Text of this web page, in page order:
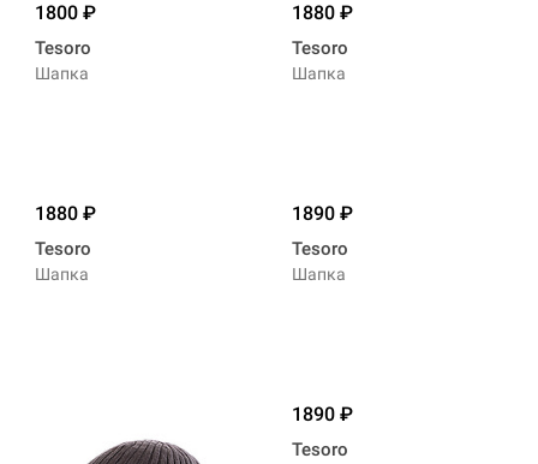
1800
Tesoro
Шапка
1880
Tesoro
Шапка
1880
Tesoro
Шапка
1890
Tesoro
Шапка
1890
Tesoro